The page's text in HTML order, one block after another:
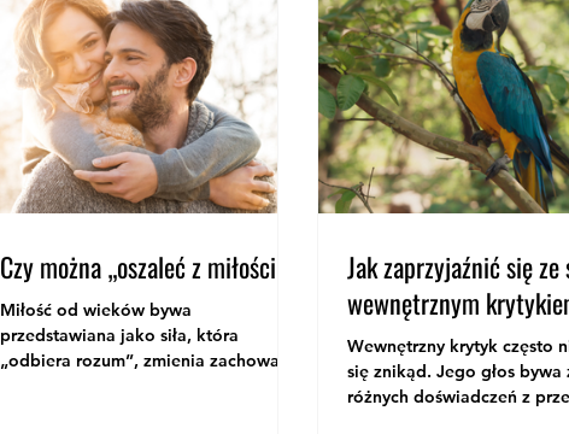
Czy można „oszaleć z miłości”?
Miłość od wieków bywa
przedstawiana jako siła, która
„odbiera rozum”, zmienia zachowanie
Jak zaprzyjaźnić się ze
wewnętrznym
Wewnętrzny krytyk często
się znikąd. Jego głos bywa
różnych doświadczeń z